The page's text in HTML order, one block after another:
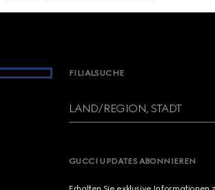
FILIALSUCHE
LAND/REGION, STADT
GUCCI UPDATES ABONNIEREN